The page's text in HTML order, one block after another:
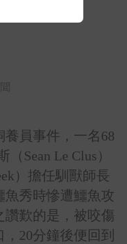
員事件，一名68
Sean Le Clus）
）擔任馴獸師長
魚秀時慘遭鱷魚攻
讚歎的是，被咬傷
20分鐘後便回到